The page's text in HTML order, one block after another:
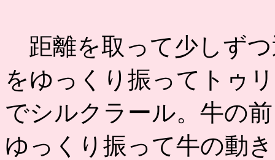
距離を取って少しず
をゆっくり振ってトゥ
でシルクラール。牛の
ゆっくり振って牛の動